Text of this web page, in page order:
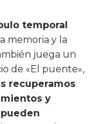
temporal
memoria y la
juega un
de «El puente»,
recuperamos
y